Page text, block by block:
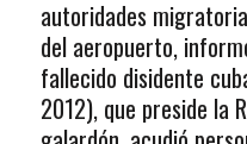
autoridades
del aeropuerto,
fallecido disidente
2012), que preside la